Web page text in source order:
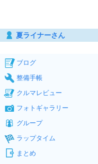
夏ライナーさん
ブログ
整備手帳
クルマレビュー
フォトギャラリー
グループ
ラップタイム
まとめ